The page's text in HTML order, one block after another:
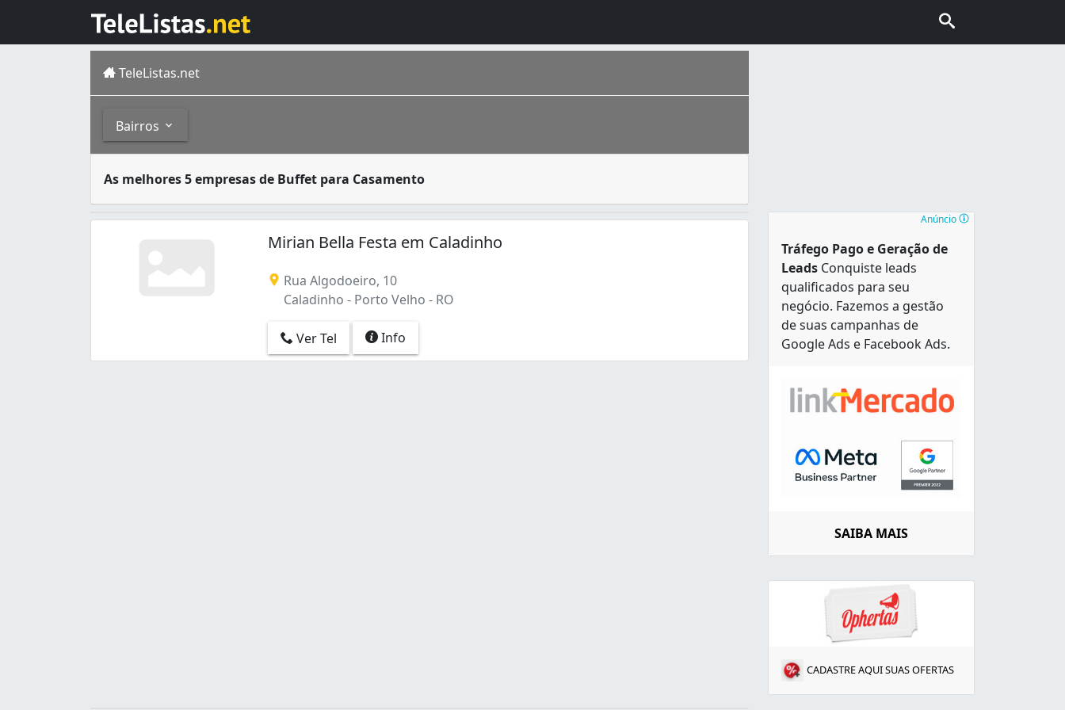
TeleListas.net
Bairros
As melhores 5 empresas de Buffet para Casamento
Porto Velho é município de Rondônia. Tem população estimada segundo IBGE 2016 de 511 219 porto-velhenses, é o mais populoso em Rondônia e única
Mirian Bella Festa em Caladinho
Rua Algodoeiro, 10
Caladinho - Porto Velho - RO
Ver Tel Info
Anúncio
Tráfego Pago e Geração de
Leads Conquiste leads
qualificados para seu
negócio. Fazemos a gestão
de suas campanhas de
Google Ads e Facebook Ads.
SAIBA MAIS
CADASTRE AQUI SUAS OFERTAS